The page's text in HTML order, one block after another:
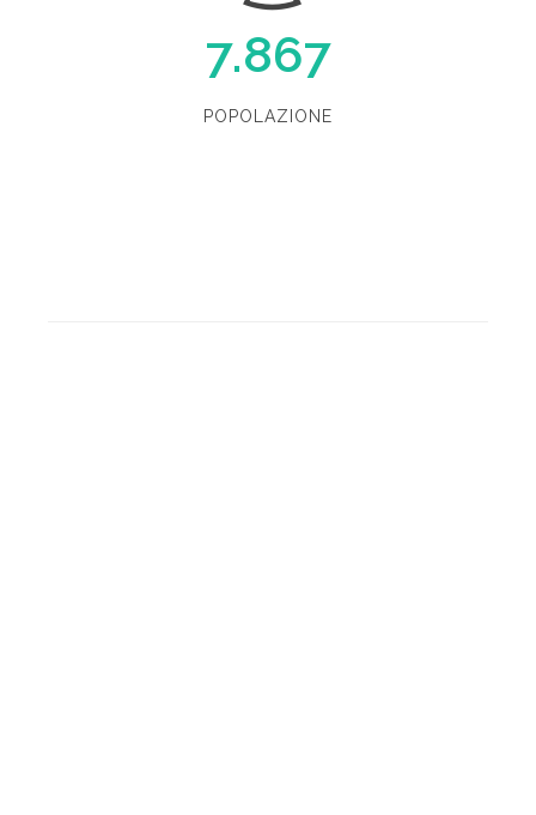
7.867
POPOLAZIONE